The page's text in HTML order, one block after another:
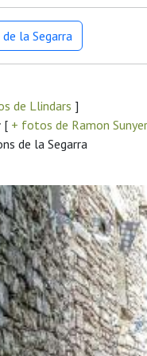
la Segarra
de Llindars ]
[ + fotos de Ramon
de la Segarra